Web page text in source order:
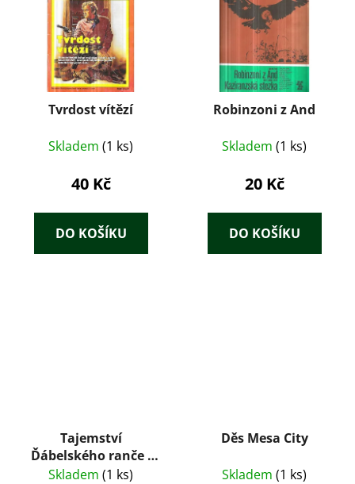
Tvrdost vítězí
Skladem (1 ks)
40 Kč
DO KOŠÍKU
Robinzoni z And
Skladem (1 ks)
20 Kč
DO KOŠÍKU
Tajemství
Ďábelského ranče :
Cowboyský román
Skladem (1 ks)
Děs Mesa City
Skladem (1 ks)